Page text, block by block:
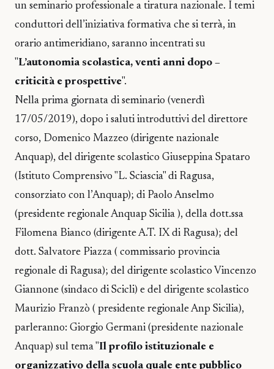
un seminario professionale a tiratura nazionale. I temi
conduttori dell’iniziativa formativa che si terrà, in
orario antimeridiano, saranno incentrati su
"L’autonomia scolastica, venti anni dopo –
criticità e prospettive".
Nella prima giornata di seminario (venerdì
17/05/2019), dopo i saluti introduttivi del direttore
corso, Domenico Mazzeo (dirigente nazionale
Anquap), del dirigente scolastico Giuseppina Spataro
(Istituto Comprensivo "L. Sciascia" di Ragusa,
consorziato con l’Anquap); di Paolo Anselmo
(presidente regionale Anquap Sicilia ), della dott.ssa
Filomena Bianco (dirigente A.T. IX di Ragusa); del
dott. Salvatore Piazza ( commissario provincia
regionale di Ragusa); del dirigente scolastico Vincenzo
Giannone (sindaco di Scicli) e del dirigente scolastico
Maurizio Franzò ( presidente regionale Anp Sicilia),
parleranno: Giorgio Germani (presidente nazionale
Anquap) sul tema "Il profilo istituzionale e
organizzativo della scuola quale ente pubblico